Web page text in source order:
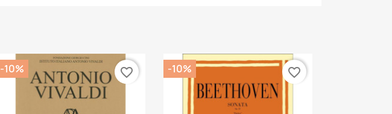
-10% favorite_border -10% favorite_border